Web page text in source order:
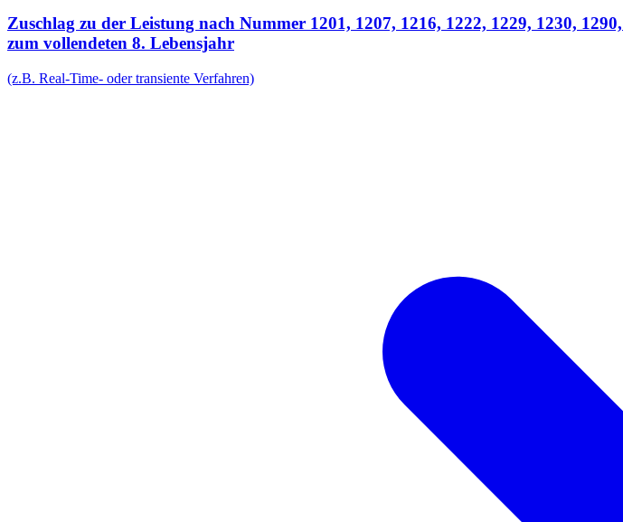
Zuschlag zu der Leistung nach Nummer 1201, 1207, 1216, 1222, 1229, 1230,
zum vollendeten 8. Lebensjahr
(z.B. Real-Time- oder transiente Verfahren)